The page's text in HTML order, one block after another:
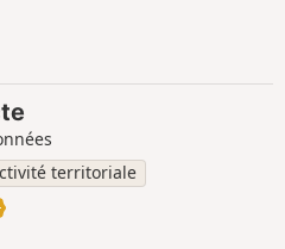
territoriale